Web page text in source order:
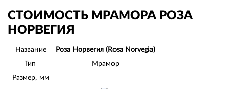
СТОИМОСТЬ МРАМОРА РОЗА
НОРВЕГИЯ
Название
Роза Норвегия (Rosa Norvegia)
Тип
Мрамор
Размер, мм